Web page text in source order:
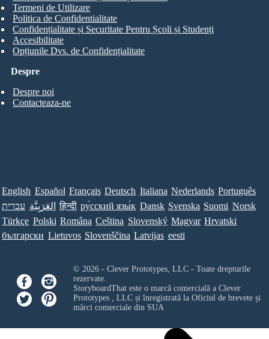
Despre
Despre noi
Contacteaza-ne
Termeni de Utilizare
Politica de Confidentialitate
Confidențialitate și Securitate Pentru Școli și Studenți
Accesibilitate
Opțiunile Dvs. de Confidențialitate
English Español Français Deutsch Italiana Nederlands Português
עברית العَرَبِيَّة हिन्दी ру́сский язы́к Dansk Svenska Suomi Norsk
Türkçe Polski Româna Ceština Slovenský Magyar Hrvatski
български Lietuvos Slovenščina Latvijas eesti
© 2026 - Clever Prototypes, LLC - Toate drepturile
rezervate.
StoryboardThat este o marcă comercială a Clever
Prototypes , LLCși înregistrată la Oficiul de brevete și
mărci comerciale din SUA